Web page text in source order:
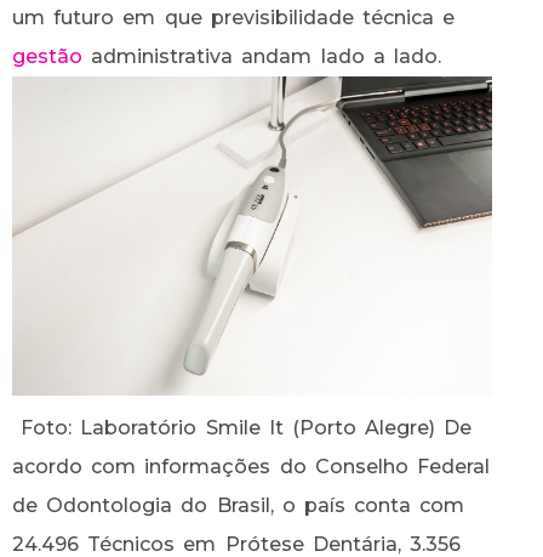
um futuro em que previsibilidade técnica e
gestão administrativa andam lado a lado.
Foto: Laboratório Smile It (Porto Alegre) De
acordo com informações do Conselho Federal
de Odontologia do Brasil, o país conta com
24.496 Técnicos em Prótese Dentária, 3.356